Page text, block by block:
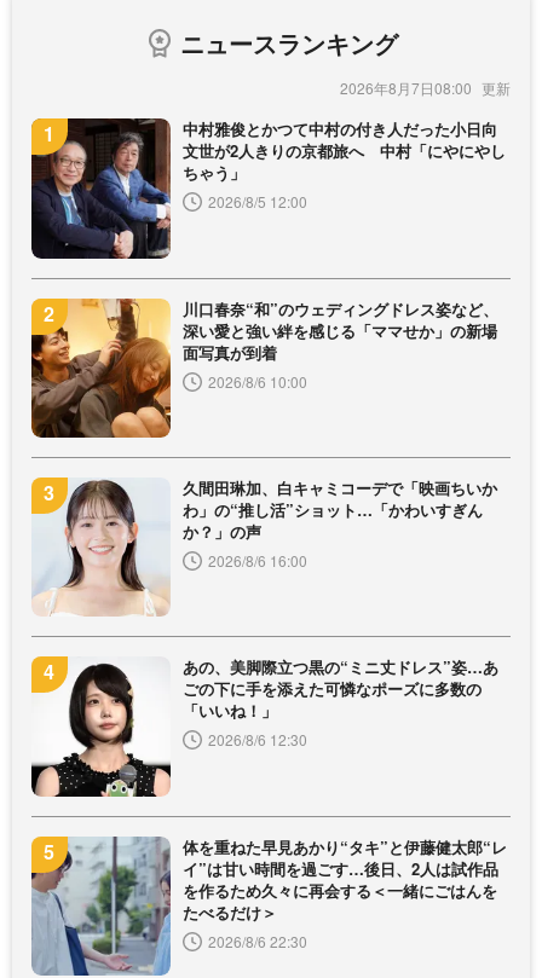
ニュースランキング
2026年8月7日08:00
中村雅俊とかつて中村の付き人だった小日向
文世が2人きりの京都旅へ 中村「にやにやし
ちゃう」
2026/8/5 12:00
川口春奈“和”のウェディングドレス姿など、
深い愛と強い絆を感じる「ママせか」の新場
面写真が到着
2026/8/6 10:00
久間田琳加、白キャミコーデで「映画ちいか
わ」の“推し活”ショット…「かわいすぎん
か？」の声
2026/8/6 16:00
あの、美脚際立つ黒の“ミニ丈ドレス”姿…あ
ごの下に手を添えた可憐なポーズに多数の
「いいね！」
2026/8/6 12:30
体を重ねた早見あかり“タキ”と伊藤健太郎“レ
イ”は甘い時間を過ごす…後日、2人は試作品
を作るため久々に再会する＜一緒にごはんを
たべるだけ＞
2026/8/6 22:30